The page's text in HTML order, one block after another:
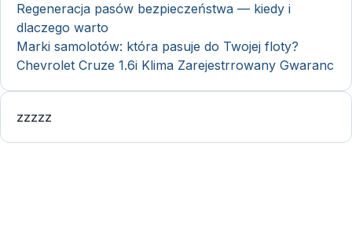
Regeneracja pasów bezpieczeństwa — kiedy i
dlaczego warto
Marki samolotów: która pasuje do Twojej floty?
Chevrolet Cruze 1.6i Klima Zarejestrrowany Gwaranc
zzzzz